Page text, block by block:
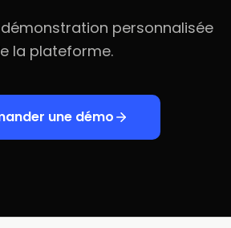
personnalisée
la plateforme.
une démo